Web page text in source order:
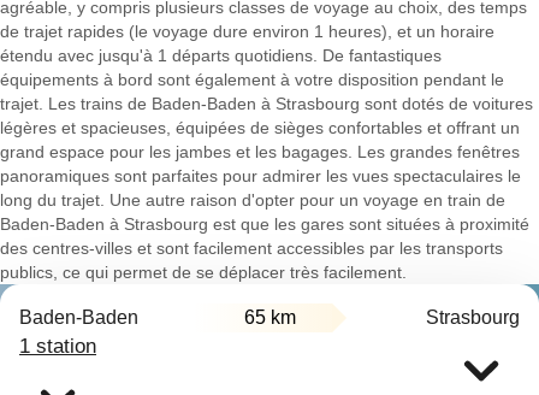
agréable, y compris plusieurs classes de voyage au choix, des temps
de trajet rapides (le voyage dure environ 1 heures), et un horaire
étendu avec jusqu'à 1 départs quotidiens. De fantastiques
équipements à bord sont également à votre disposition pendant le
trajet. Les trains de Baden-Baden à Strasbourg sont dotés de voitures
légères et spacieuses, équipées de sièges confortables et offrant un
grand espace pour les jambes et les bagages. Les grandes fenêtres
panoramiques sont parfaites pour admirer les vues spectaculaires le
long du trajet. Une autre raison d'opter pour un voyage en train de
Baden-Baden à Strasbourg est que les gares sont situées à proximité
des centres-villes et sont facilement accessibles par les transports
publics, ce qui permet de se déplacer très facilement.
Baden-Baden 65 km Strasbourg
1 station